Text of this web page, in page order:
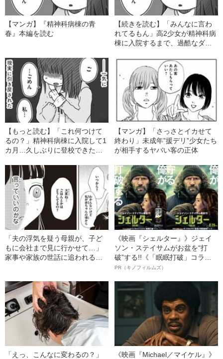
【マンガ】『精神科病棟の青
春』本編を読む
【続きを読む】「みんなに言わ
れてるもん」高2少女が精神科病
棟に入院するまで、過酷なダイ
【もっと読む】「これ何つけて
るの？」精神科病棟に入院して1
カ月…久しぶりに登校できた少
【マンガ】「さっさとイカせて
終わり」未成年”援デリ”少女たち
が相手するヤバい客の正体
「夫の浮気を疑う母親が、子ど
もに会社まで見に行かせて…」
家事や家族の世話に追われる、
《映画『シェルター』》ジェイ
ソン・ステイサムがお盆を“打
破”する!!《「眠眠打破」コラ
ボ》
PR（キノフィルムズ）
「えっ、こんなに変わるの？」
《映画『Michael／マイケル』》